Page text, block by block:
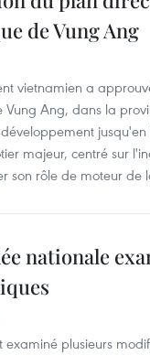
de Vung Ang
vietnamien a
Vung Ang, dans la
majeur, centré sur
son rôle de moteur de
nationale
examiné plusieurs